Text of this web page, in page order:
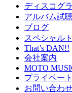
ディスコグ
アルバム試
ブログ
スペシャル
That’s DAN!!
会社案内
MOTO
プライベー
お問い合わ